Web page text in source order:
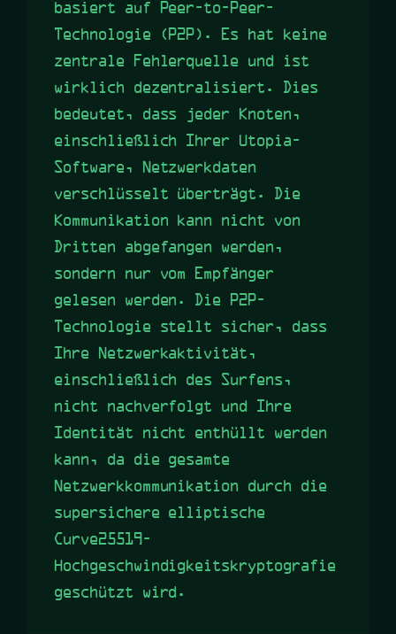
basiert auf Peer-to-Peer-
Technologie (P2P). Es hat keine
zentrale Fehlerquelle und ist
wirklich dezentralisiert. Dies
bedeutet, dass jeder Knoten,
einschließlich Ihrer Utopia-
Software, Netzwerkdaten
verschlüsselt überträgt. Die
Kommunikation kann nicht von
Dritten abgefangen werden,
sondern nur vom Empfänger
gelesen werden. Die P2P-
Technologie stellt sicher, dass
Ihre Netzwerkaktivität,
einschließlich des Surfens,
nicht nachverfolgt und Ihre
Identität nicht enthüllt werden
kann, da die gesamte
Netzwerkkommunikation durch die
supersichere elliptische
Curve25519-
Hochgeschwindigkeitskryptografie
geschützt wird.